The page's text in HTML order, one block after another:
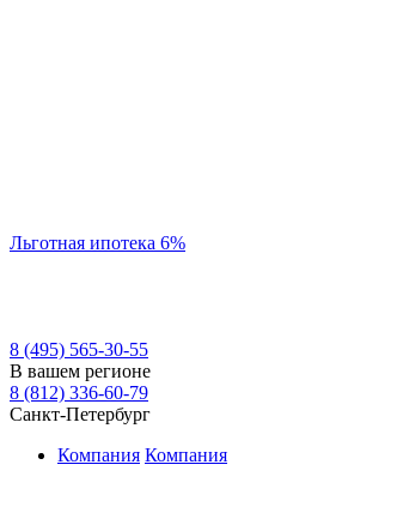
Льготная ипотека 6%
8 (495) 565-30-55
В вашем регионе
8 (812) 336-60-79
Санкт-Петербург
Компания Компания